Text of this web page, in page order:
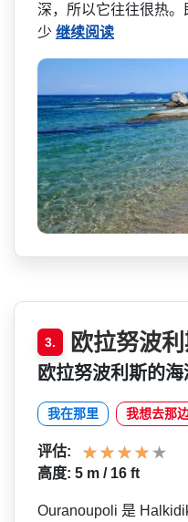
深，所以它往往很热
少 继续阅读
3. 欧拉努波
欧拉努波利斯的
我在那里 我想去那
评估:
高度: 5 m / 16 ft
Ouranoupoli 是